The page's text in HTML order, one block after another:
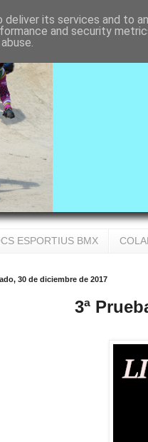
ESPORTIUS BMX
30 de diciembre de 2017
3ª
its services and to
and security